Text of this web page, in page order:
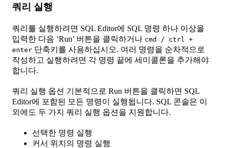
쿼리 실행
쿼리를 실행하려면 SQL Editor에 SQL 명령 하나 이상을
입력한 다음 ‘Run’ 버튼을 클릭하거나 cmd / ctrl +
enter 단축키를 사용하십시오. 여러 명령을 순차적으로
작성하고 실행하려면 각 명령 끝에 세미콜론을 추가해야
합니다.
쿼리 실행 옵션 기본적으로 Run 버튼을 클릭하면 SQL
Editor에 포함된 모든 명령이 실행됩니다. SQL 콘솔은 이
외에도 두 가지 쿼리 실행 옵션을 지원합니다.
선택한 명령 실행
커서 위치의 명령 실행